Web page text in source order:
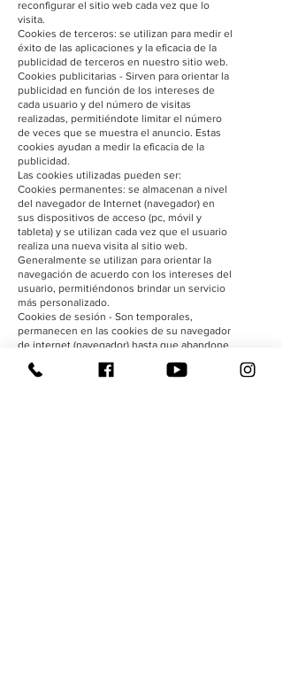
reconfigurar el sitio web cada vez que lo
visita.
Cookies de terceros: se utilizan para medir el
éxito de las aplicaciones y la eficacia de la
publicidad de terceros en nuestro sitio web.
Cookies publicitarias - Sirven para orientar la
publicidad en función de los intereses de
cada usuario y del número de visitas
realizadas, permitiéndote limitar el número
de veces que se muestra el anuncio. Estas
cookies ayudan a medir la eficacia de la
publicidad.
Las cookies utilizadas pueden ser:
Cookies permanentes: se almacenan a nivel
del navegador de Internet (navegador) en
sus dispositivos de acceso (pc, móvil y
tableta) y se utilizan cada vez que el usuario
realiza una nueva visita al sitio web.
Generalmente se utilizan para orientar la
navegación de acuerdo con los intereses del
usuario, permitiéndonos brindar un servicio
más personalizado.
Cookies de sesión - Son temporales,
permanecen en las cookies de su navegador
de internet (navegador) hasta que abandone
el sitio web. La información obtenida nos
permite identificar problemas y brindar una